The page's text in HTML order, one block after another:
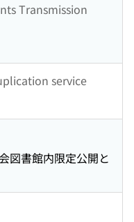
Transmission
service
図書館内限定公開と